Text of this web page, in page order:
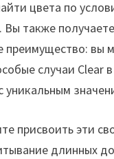
цвета по
также
преимущество: вы
случаи Clear
уникальным
присвоить эти
длинных